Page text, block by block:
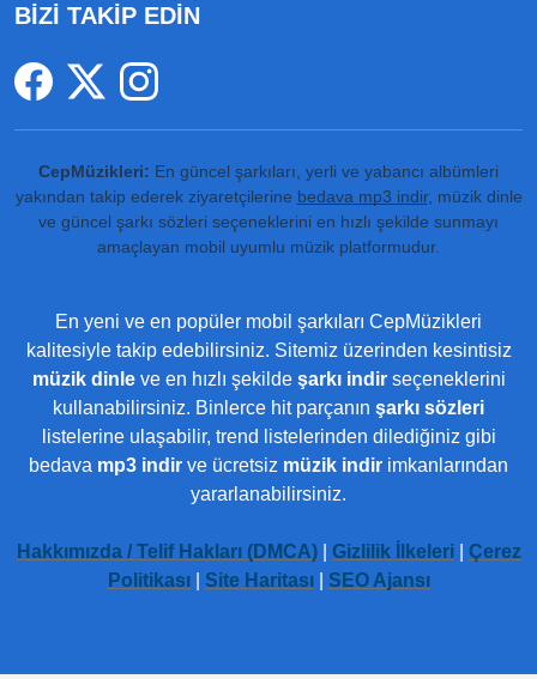
BİZİ TAKİP EDİN
CepMüzikleri: En güncel şarkıları, yerli ve yabancı albümleri
yakından takip ederek ziyaretçilerine bedava mp3 indir, müzik dinle
ve güncel şarkı sözleri seçeneklerini en hızlı şekilde sunmayı
amaçlayan mobil uyumlu müzik platformudur.
En yeni ve en popüler mobil şarkıları CepMüzikleri
kalitesiyle takip edebilirsiniz. Sitemiz üzerinden kesintisiz
müzik dinleve en hızlı şekilde şarkı indirseçeneklerini
kullanabilirsiniz. Binlerce hit parçanın şarkı sözleri
listelerine ulaşabilir, trend listelerinden dilediğiniz gibi
bedava mp3 indir ve ücretsiz müzik indir imkanlarından
yararlanabilirsiniz.
Hakkımızda / Telif Hakları (DMCA)| Gizlilik İlkeleri| Çerez
Politikası| Site Haritası| SEO Ajansı